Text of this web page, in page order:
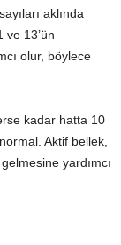
aklında
ve 13’ün
olur, böylece
kadar hatta 10
Aktif bellek,
yardımcı